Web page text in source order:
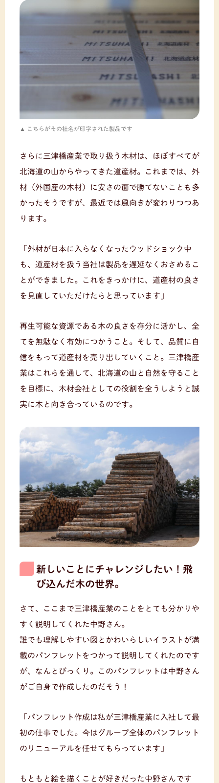
こちらがその社名が印字された製品です
さらに三津橋産業で取り扱う木材は、ほぼすべてが
北海道の山からやってきた道産材。これまでは、外
材（外国産の木材）に安さの面で勝てないことも多
かったそうですが、最近では風向きが変わりつつあ
ります。
「外材が日本に入らなくなったウッドショック中
も、道産材を扱う当社は製品を遅延なくおさめるこ
とができました。これをきっかけに、道産材の良さ
を見直していただけたらと思っています」
再生可能な資源である木の良さを存分に活かし、全
てを無駄なく有効につかうこと。そして、品質に自
信をもって道産材を売り出していくこと。三津橋産
業はこれらを通して、北海道の山と自然を守ること
を目標に、木材会社としての役割を全うしようと誠
実に木と向き合っているのです。
新しいことにチャレンジしたい！飛
び込んだ木の世界。
さて、ここまで三津橋産業のことをとても分かりや
すく説明してくれた中野さん。
誰でも理解しやすい図とかわいらしいイラストが満
載のパンフレットをつかって説明してくれたのです
が、なんとびっくり。このパンフレットは中野さん
がご自身で作成したのだそう！
「パンフレット作成は私が三津橋産業に入社して最
初の仕事でした。今はグループ全体のパンフレット
のリニューアルを任せてもらっています」
もともと絵を描くことが好きだった中野さんです